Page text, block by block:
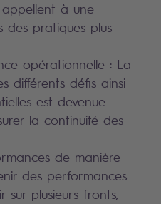
appellent à une
des pratiques plus
opérationnelle : La
différents défis ainsi
est devenue
la continuité des
de manière
des performances
sur plusieurs fronts,